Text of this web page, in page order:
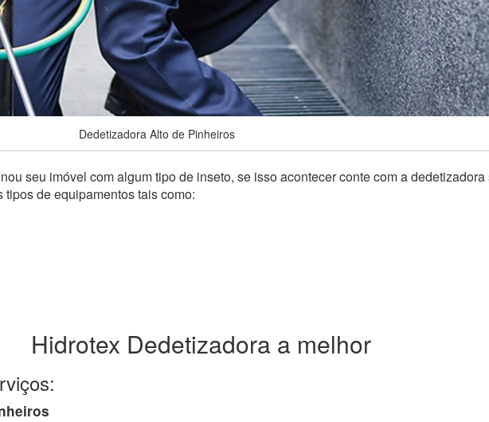
Dedetizadora Alto de Pinheiros
seu imóvel com algum tipo de inseto, se isso acontecer conte com a
de equipamentos tais como:
Hidrotex Dedetizadora a melhor